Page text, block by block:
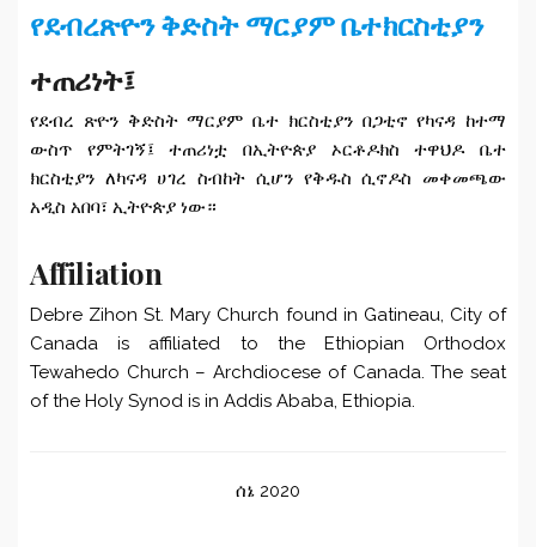
የደብረጽዮን ቅድስት ማርያም ቤተክርስቲያን
ተጠሪነት፤
የደብረ ጽዮን ቅድስት ማርያም ቤተ ክርስቲያን በጋቲኖ የካናዳ ከተማ
ውስጥ የምትገኝ፤ ተጠሪነቷ በኢትዮጵያ ኦርቶዶክስ ተዋህዶ ቤተ
ክርስቲያን ለካናዳ ሀገረ ስብከት ሲሆን የቅዱስ ሲኖዶስ መቀመጫው
አዲስ አበባ፣ ኢትዮጵያ ነው።
Affiliation
Debre Zihon St. Mary Church found in Gatineau, City of
Canada is affiliated to the Ethiopian Orthodox
Tewahedo Church – Archdiocese of Canada. The seat
of the Holy Synod is in Addis Ababa, Ethiopia.
ሰኔ 2020